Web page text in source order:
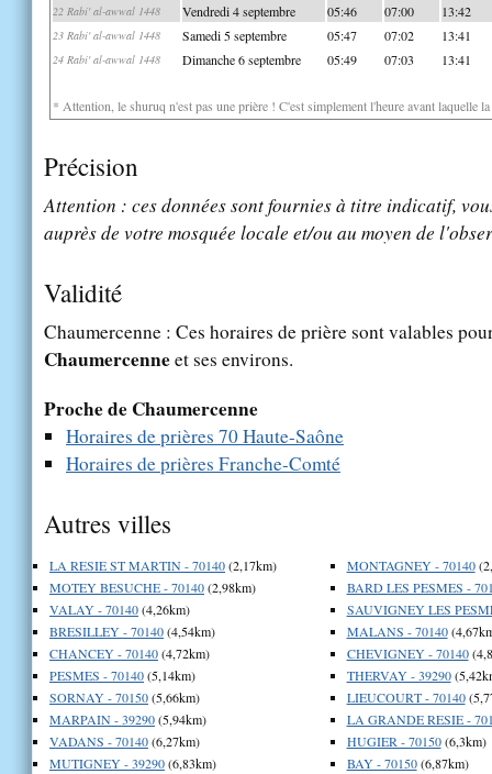
22 Rabi' al-awwal 1448 Vendredi 4 septembre 05:46 07:00 13:42
23 Rabi' al-awwal 1448 Samedi 5 septembre 05:47 07:02 13:41
24 Rabi' al-awwal 1448 Dimanche 6 septembre 05:49 07:03 13:41
* Attention, le shuruq n'est pas une prière ! C'est simplement l'heure avant laquelle
Précision
Attention : ces données sont fournies à titre indicatif,
auprès de votre mosquée locale et/ou au moyen de
Validité
Chaumercenne : Ces horaires de prière sont valables
Chaumercenneet ses environs.
Proche de Chaumercenne
Horaires de prières 70 Haute-Saône
Horaires de prières Franche-Comté
Autres villes
LA RESIE ST MARTIN - 70140(2,17km)
MOTEY BESUCHE - 70140(2,98km)
VALAY - 70140(4,26km)
BRESILLEY - 70140(4,54km)
CHANCEY - 70140(4,72km)
PESMES - 70140(5,14km)
SORNAY - 70150(5,66km)
MARPAIN - 39290(5,94km)
VADANS - 70140(6,27km)
MUTIGNEY - 39290(6,83km)
MONTAGNEY - 70140
BARD LES PESMES -
SAUVIGNEY LES
MALANS - 70140
CHEVIGNEY - 70140
THERVAY - 39290
LIEUCOURT - 70140
LA GRANDE RESIE -
HUGIER - 70150(6,3km)
BAY - 70150(6,87km)